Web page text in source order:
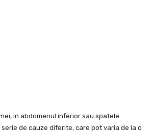
in abdomenul inferior sau spatele
de cauze diferite, care pot varia de la o